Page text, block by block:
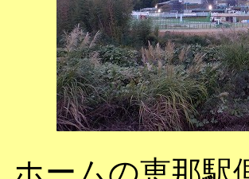
ホームの恵那駅